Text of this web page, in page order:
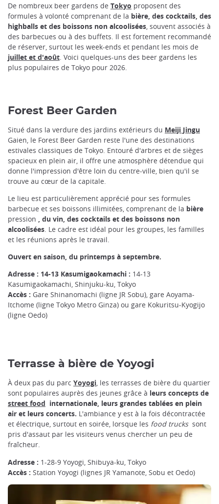
De nombreux beer gardens de Tokyo proposent des
formules à volonté comprenant de la bière, des cocktails, des
highballs et des boissons non alcoolisées, souvent associés à
des barbecues ou à des buffets. Il est fortement recommandé
de réserver, surtout les week-ends et pendant les mois de
juillet et d'août. Voici quelques-uns des beer gardens les
plus populaires de Tokyo pour 2026.
Forest Beer Garden
Situé dans la verdure des jardins extérieurs du Meiji Jingu
Gaien, le Forest Beer Garden reste l'une des destinations
estivales classiques de Tokyo. Entouré d'arbres et de sièges
spacieux en plein air, il offre une atmosphère détendue qui
donne l'impression d'être loin du centre-ville, bien qu'il se
trouve au cœur de la capitale.
Le lieu est particulièrement apprécié pour ses formules
barbecue et ses boissons illimitées, comprenant de la bière
pression , du vin, des cocktails et des boissons non
alcoolisées. Le cadre est idéal pour les groupes, les familles
et les réunions après le travail.
Ouvert en saison, du printemps à septembre.
Adresse : 14-13 Kasumigaokamachi : 14-13
Kasumigaokamachi, Shinjuku-ku, Tokyo
Accès : Gare Shinanomachi (ligne JR Sobu), gare Aoyama-
Itchome (ligne Tokyo Metro Ginza) ou gare Kokuritsu-Kyogijo
(ligne Oedo)
Terrasse à bière de Yoyogi
À deux pas du parc Yoyogi, les terrasses de bière du quartier
sont populaires auprès des jeunes grâce à leurs concepts de
street food internationale, leurs grandes tablées en plein
air et leurs concerts. L'ambiance y est à la fois décontractée
et électrique, surtout en soirée, lorsque les food truckssont
pris d'assaut par les visiteurs venus chercher un peu de
fraîcheur.
Adresse : 1-28-9 Yoyogi, Shibuya-ku, Tokyo
Accès : Station Yoyogi (lignes JR Yamanote, Sobu et Oedo)